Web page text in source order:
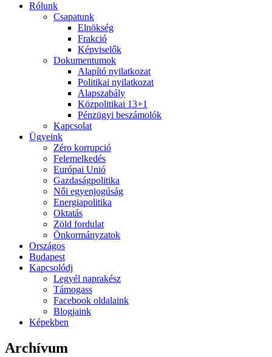
Rólunk
Csapatunk
Elnökség
Frakció
Képviselők
Dokumentumok
Alapító nyilatkozat
Politikai nyilatkozat
Alapszabály
Közpolitikai 13+1
Pénzügyi beszámolók
Kapcsolat
Ügyeink
Zéro korrupció
Felemelkedés
Európai Unió
Gazdaságpolitika
Női egyenjogúság
Energiapolitika
Oktatás
Zöld fordulat
Önkormányzatok
Országos
Budapest
Kapcsolódj
Legyél naprakész
Támogass
Facebook oldalaink
Blogjaink
Képekben
Archívum